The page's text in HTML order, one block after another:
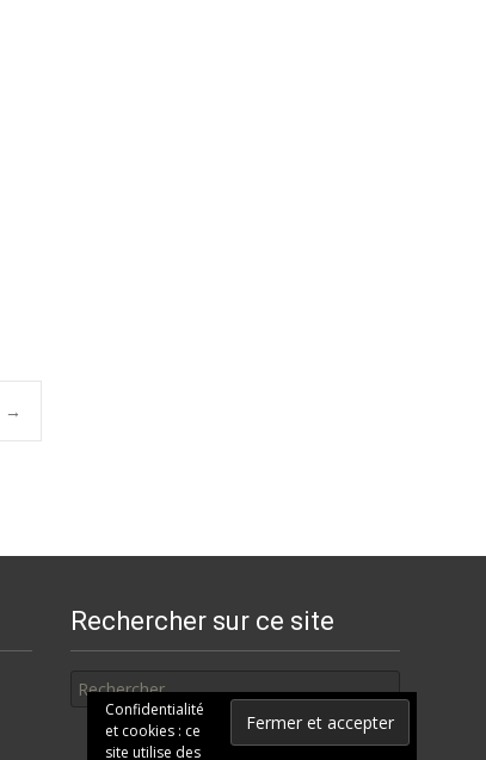
→
Rechercher sur ce site
Confidentialité
et cookies : ce
site utilise des